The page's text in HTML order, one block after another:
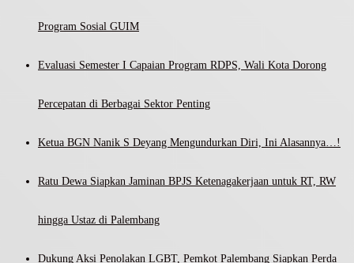
Program Sosial GUIM
Evaluasi Semester I Capaian Program RDPS, Wali Kota Dorong
Percepatan di Berbagai Sektor Penting
Ketua BGN Nanik S Deyang Mengundurkan Diri, Ini Alasannya…!
Ratu Dewa Siapkan Jaminan BPJS Ketenagakerjaan untuk RT, RW
hingga Ustaz di Palembang
Dukung Aksi Penolakan LGBT, Pemkot Palembang Siapkan Perda